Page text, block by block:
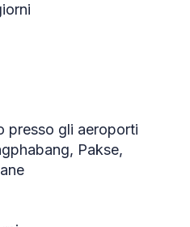
presso gli aeroporti
Pakse,